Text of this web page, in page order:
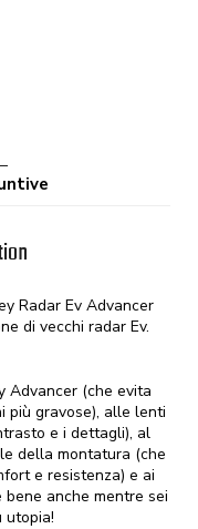
Radar Ev Advancer
di vecchi radar Ev.
Advancer (che evita
più gravose), alle lenti
e i dettagli), al
della montatura (che
e resistenza) e ai
anche mentre sei
utopia!